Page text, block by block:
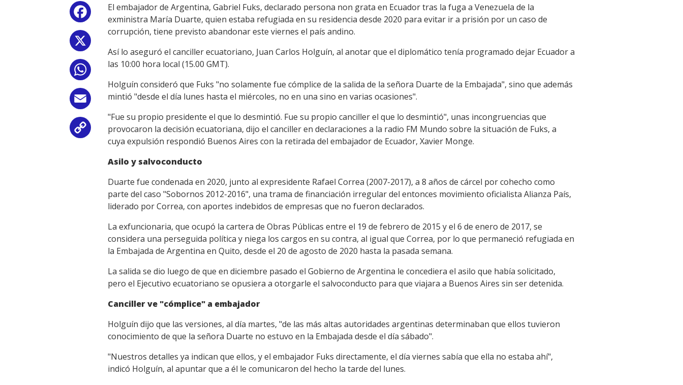
Facebook
Email
Copy
El embajador de Argentina, Gabriel Fuks, declarado persona non grata en Ecuador tras la fuga a Venezuela de la
exministra María Duarte, quien estaba refugiada en su residencia desde 2020 para evitar ir a prisión por un caso de
corrupción, tiene previsto abandonar este viernes el país andino.
Así lo aseguró el canciller ecuatoriano, Juan Carlos Holguín, al anotar que el diplomático tenía programado dejar Ecuador a
las 10:00 hora local (15.00 GMT).
Holguín consideró que Fuks "no solamente fue cómplice de la salida de la señora Duarte de la Embajada", sino que además
mintió "desde el día lunes hasta el miércoles, no en una sino en varias ocasiones".
"Fue su propio presidente el que lo desmintió. Fue su propio canciller el que lo desmintió", unas incongruencias que
provocaron la decisión ecuatoriana, dijo el canciller en declaraciones a la radio FM Mundo sobre la situación de Fuks, a
cuya expulsión respondió Buenos Aires con la retirada del embajador de Ecuador, Xavier Monge.
Asilo y salvoconducto
Duarte fue condenada en 2020, junto al expresidente Rafael Correa (2007-2017), a 8 años de cárcel por cohecho como
parte del caso "Sobornos 2012-2016", una trama de financiación irregular del entonces movimiento oficialista Alianza País,
liderado por Correa, con aportes indebidos de empresas que no fueron declarados.
La exfuncionaria, que ocupó la cartera de Obras Públicas entre el 19 de febrero de 2015 y el 6 de enero de 2017, se
considera una perseguida política y niega los cargos en su contra, al igual que Correa, por lo que permaneció refugiada en
la Embajada de Argentina en Quito, desde el 20 de agosto de 2020 hasta la pasada semana.
La salida se dio luego de que en diciembre pasado el Gobierno de Argentina le concediera el asilo que había solicitado,
pero el Ejecutivo ecuatoriano se opusiera a otorgarle el salvoconducto para que viajara a Buenos Aires sin ser detenida.
Canciller ve "cómplice" a embajador
Holguín dijo que las versiones, al día martes, "de las más altas autoridades argentinas determinaban que ellos tuvieron
conocimiento de que la señora Duarte no estuvo en la Embajada desde el día sábado".
"Nuestros detalles ya indican que ellos, y el embajador Fuks directamente, el día viernes sabía que ella no estaba ahí",
indicó Holguín, al apuntar que a él le comunicaron del hecho la tarde del lunes.